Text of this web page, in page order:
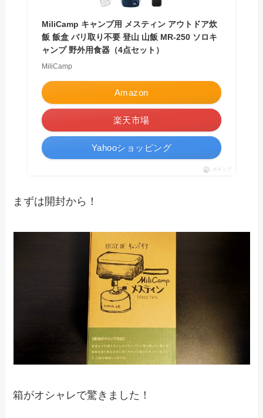
MiliCamp キャンプ用 メスティン アウトドア炊
飯 飯盒 バリ取り不要 登山 山飯 MR-250 ソロキ
ャンプ 野外用食器（4点セット）
MiliCamp
Amazon
楽天市場
Yahooショッピング
ポチップ
まずは開封から！
箱がオシャレで驚きました！